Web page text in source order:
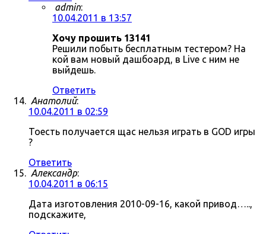
admin:
10.04.2011 в 13:57
Хочу прошить 13141
Решили побыть бесплатным тестером? На
кой вам новый дашбоард, в Live с ним не
выйдешь.
Ответить
Анатолий:
10.04.2011 в 02:59
Тоесть получается щас нельзя играть в GOD игры
?
Ответить
Александр:
10.04.2011 в 06:15
Дата изготовления 2010-09-16, какой привод…..,
подскажите,